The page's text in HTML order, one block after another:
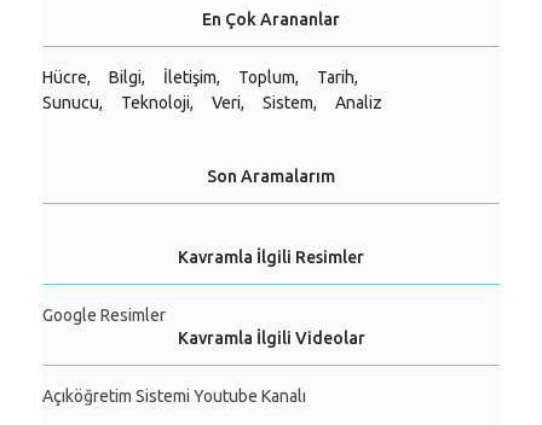
En Çok Arananlar
Hücre, Bilgi, İletişim, Toplum,
Tarih,
Sunucu,
Teknoloji, Veri, Sistem, Analiz
Son Aramalarım
Kavramla İlgili Resimler
Google Resimler
Kavramla İlgili Videolar
Açıköğretim Sistemi Youtube Kanalı